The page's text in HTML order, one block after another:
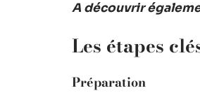
A découvrir
Les étapes
Préparation